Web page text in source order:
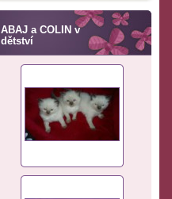
ABAJ a COLIN v
dětství